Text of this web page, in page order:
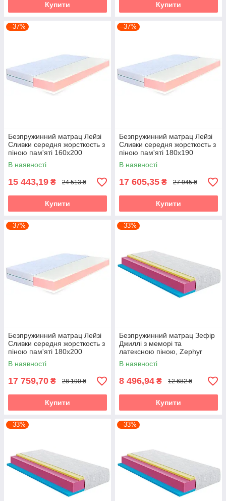
Купити Купити
–37%
Безпружинний матрац Лейзі
Сливки середня жорсткость з
піною пам'яті 160х200
В наявності
15 443,19 ₴ 24 513 ₴
Купити
–37%
Безпружинний матрац Лейзі
Сливки середня жорсткость з
піною пам'яті 180х190
В наявності
17 605,35 ₴ 27 945 ₴
Купити
–37%
Безпружинний матрац Лейзі
Сливки середня жорсткость з
піною пам'яті 180х200
В наявності
17 759,70 ₴ 28 190 ₴
Купити
–33%
Безпружинний матрац Зефір
Джиллі з меморі та
латексною піною, Zephyr
Jelly 80х200
В наявності
8 496,94 ₴ 12 682 ₴
Купити
–33% –33%